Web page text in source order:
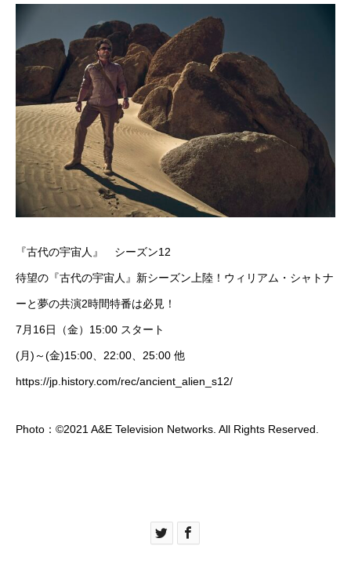
『古代の宇宙人』 シーズン12
待望の『古代の宇宙人』新シーズン上陸！ウィリアム・シャトナ
ーと夢の共演2時間特番は必見！
7月16日（金）15:00 スタート
(月)～(金)15:00、22:00、25:00 他
https://jp.history.com/rec/ancient_alien_s12/
Photo：©2021 A&E Television Networks. All Rights Reserved.